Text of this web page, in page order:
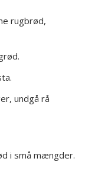
rugbrød,
undgå rå
i små mængder.